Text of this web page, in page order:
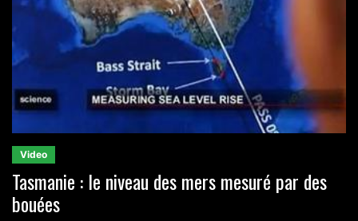
Video
Tasmanie : le niveau des mers mesuré par des
bouées